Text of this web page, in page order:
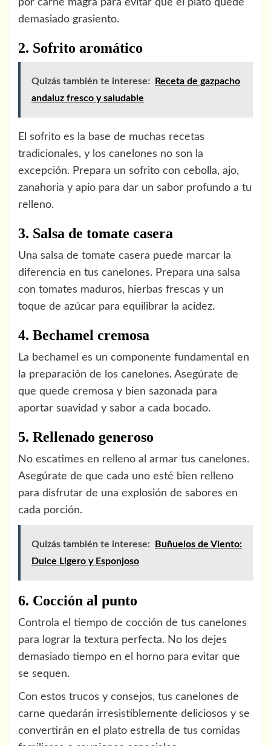
por carne magra para evitar que el plato quede
demasiado grasiento.
2. Sofrito aromático
Quizás también te interese:
Receta de gazpacho
andaluz fresco y saludable
El sofrito es la base de muchas recetas
tradicionales, y los canelones no son la
excepción. Prepara un sofrito con cebolla, ajo,
zanahoria y apio para dar un sabor profundo a tu
relleno.
3. Salsa de tomate casera
Una salsa de tomate casera puede marcar la
diferencia en tus canelones. Prepara una salsa
con tomates maduros, hierbas frescas y un
toque de azúcar para equilibrar la acidez.
4. Bechamel cremosa
La bechamel es un componente fundamental en
la preparación de los canelones. Asegúrate de
que quede cremosa y bien sazonada para
aportar suavidad y sabor a cada bocado.
5. Rellenado generoso
No escatimes en relleno al armar tus canelones.
Asegúrate de que cada uno esté bien relleno
para disfrutar de una explosión de sabores en
cada porción.
Quizás también te interese:
Buñuelos de Viento:
Dulce Ligero y Esponjoso
6. Cocción al punto
Controla el tiempo de cocción de tus canelones
para lograr la textura perfecta. No los dejes
demasiado tiempo en el horno para evitar que
se sequen.
Con estos trucos y consejos, tus canelones de
carne quedarán irresistiblemente deliciosos y se
convertirán en el plato estrella de tus comidas